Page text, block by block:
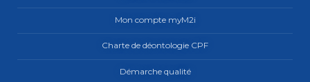
Mon compte myM2i
Charte de déontologie CPF
Démarche qualité